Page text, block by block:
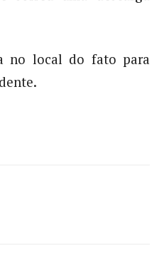
no local do fato para